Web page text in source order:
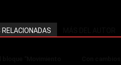
RELACIONADAS